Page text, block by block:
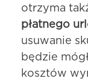
otrzyma
płatnego
usuwanie
będzie
kosztów